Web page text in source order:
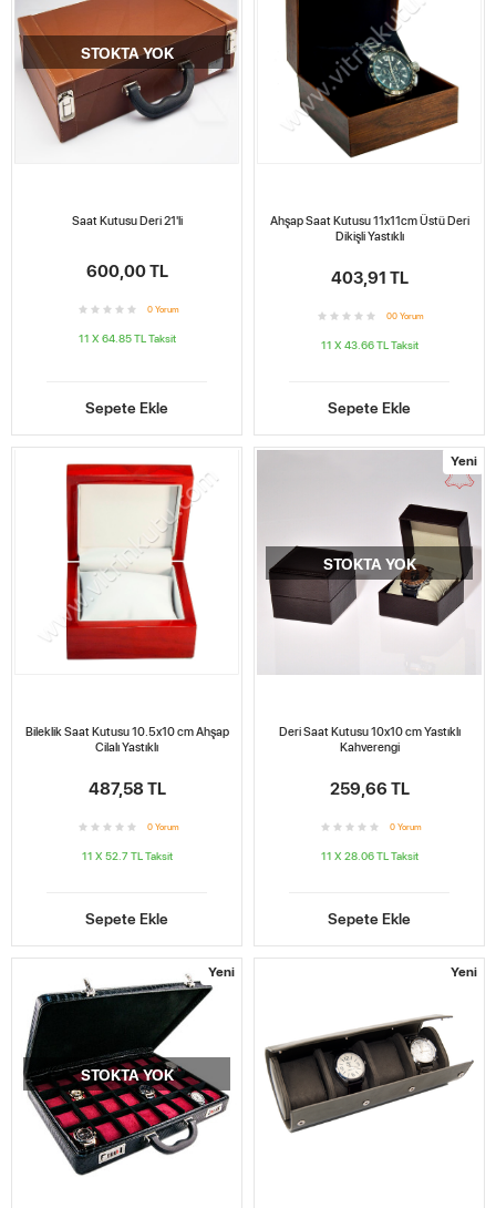
STOKTA YOK
Saat Kutusu Deri 21'li
600,00 TL
0 Yorum
11 X 64.85 TL Taksit
Sepete Ekle
Ahşap Saat Kutusu 11x11cm Üstü Deri
Dikişli Yastıklı
403,91 TL
00 Yorum
11 X 43.66 TL Taksit
Sepete Ekle
Bileklik Saat Kutusu 10.5x10 cm Ahşap
Cilalı Yastıklı
487,58 TL
0 Yorum
11 X 52.7 TL Taksit
Sepete Ekle
Yeni
STOKTA YOK
Deri Saat Kutusu 10x10 cm Yastıklı
Kahverengi
259,66 TL
0 Yorum
11 X 28.06 TL Taksit
Sepete Ekle
Yeni
STOKTA YOK
Yeni